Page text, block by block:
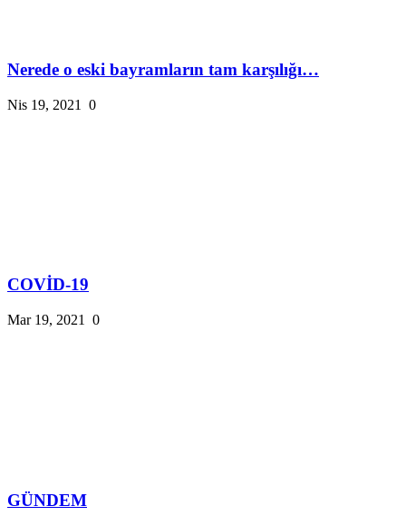
Nerede o eski bayramların tam karşılığı…
Nis 19, 2021 0
COVİD-19
Mar 19, 2021 0
GÜNDEM